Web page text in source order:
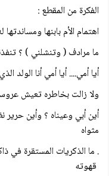
الفكرة من المقطع :
اهتمام الأم بابنها ومساندتها
ما مرادف ( وتنشلني ) ؟
أيا أمي.... أيا أمي أنا الولد
ولا زالت بخاطره تعيش
أين أبي وعيناه ؟ وأين
مثواه
. ما الذكريات المستقرة في
قهوته